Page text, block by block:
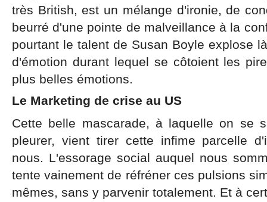
très British, est un mélange d'ironie, de
beurré d'une pointe de malveillance à la
pourtant le talent de Susan Boyle explose
d'émotion durant lequel se côtoient les
plus belles émotions.
Le Marketing de crise au US
Cette belle mascarade, à laquelle on se
pleurer, vient tirer cette infime parcelle
nous. L'essorage social auquel nous
tente vainement de réfréner ces pulsions
mêmes, sans y parvenir totalement. Et à